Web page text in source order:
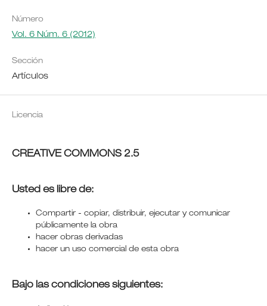
Número
Vol. 6 Núm. 6 (2012)
Sección
Artículos
Licencia
CREATIVE COMMONS 2.5
Usted es libre de:
Compartir - copiar, distribuir, ejecutar y comunicar
públicamente la obra
hacer obras derivadas
hacer un uso comercial de esta obra
Bajo las condiciones siguientes: